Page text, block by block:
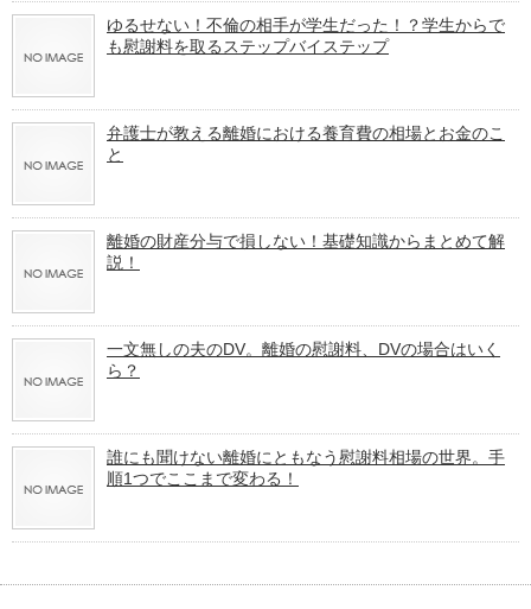
ゆるせない！不倫の相手が学生だった！？学生からで
も慰謝料を取るステップバイステップ
弁護士が教える離婚における養育費の相場とお金のこ
と
離婚の財産分与で損しない！基礎知識からまとめて解
説！
一文無しの夫のDV。離婚の慰謝料、DVの場合はいく
ら？
誰にも聞けない離婚にともなう慰謝料相場の世界。手
順1つでここまで変わる！